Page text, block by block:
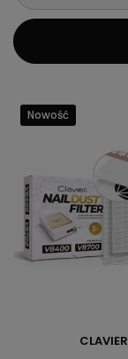
Nowość
CLAVIER